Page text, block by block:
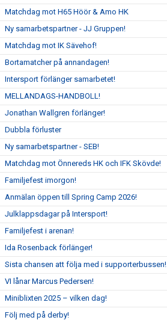
Matchdag mot H65 Höör & Amo HK
Ny samarbetspartner - JJ Gruppen!
Matchdag mot IK Sävehof!
Bortamatcher på annandagen!
Intersport förlänger samarbetet!
MELLANDAGS-HANDBOLL!
Jonathan Wallgren förlänger!
Dubbla förluster
Ny samarbetspartner - SEB!
Matchdag mot Önnereds HK och IFK Skövde!
Familjefest imorgon!
Anmälan öppen till Spring Camp 2026!
Julklappsdagar på Intersport!
Familjefest i arenan!
Ida Rosenback förlänger!
Sista chansen att följa med i supporterbussen!
VI lånar Marcus Pedersen!
Miniblixten 2025 – vilken dag!
Följ med på derby!